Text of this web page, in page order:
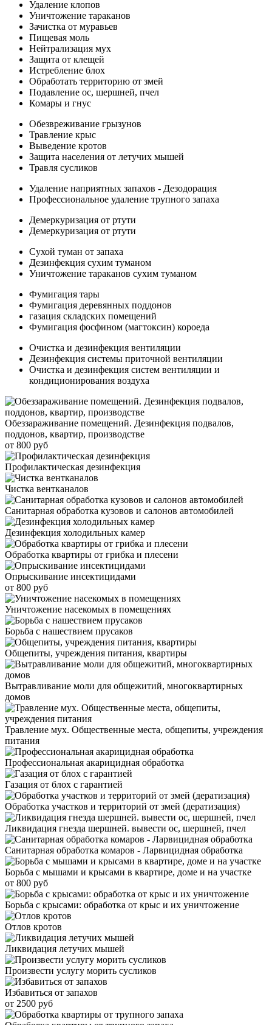
Удаление клопов
Уничтожение тараканов
Зачистка от муравьев
Пищевая моль
Нейтрализация мух
Защита от клещей
Истребление блох
Обработать территорию от змей
Подавление ос, шершней, пчел
Комары и гнус
Обезвреживание грызунов
Травление крыс
Выведение кротов
Защита населения от летучих мышей
Травля сусликов
Удаление наприятных запахов - Дезодорация
Профессиональное удаление трупного запаха
Демеркуризация от ртути
Демеркуризация от ртути
Сухой туман от запаха
Дезинфекция сухим туманом
Уничтожение тараканов сухим туманом
Фумигация тары
Фумигация деревянных поддонов
газация складских помещений
Фумигация фосфином (магтоксин) короеда
Очистка и дезинфекция вентиляции
Дезинфекция системы приточной вентиляции
Очистка и дезинфекция систем вентиляции и
кондиционирования воздуха
Обеззараживание помещений. Дезинфекция подвалов,
поддонов, квартир, производстве
от 800 руб
Профилактическая дезинфекция
Чистка вентканалов
Санитарная обработка кузовов и салонов автомобилей
Дезинфекция холодильных камер
Обработка квартиры от грибка и плесени
Опрыскивание инсектицидами
от 800 руб
Уничтожение насекомых в помещениях
Борьба с нашествием прусаков
Общепиты, учреждения питания, квартиры
Вытравливание моли для общежитий, многоквартирных
домов
Травление мух. Общественные места, общепиты, учреждения
питания
Профессиональная акарицидная обработка
Газация от блох с гарантией
Обработка участков и территорий от змей (дератизация)
Ликвидация гнезда шершней. вывести ос, шершней, пчел
Санитарная обработка комаров - Ларвицидная обработка
Борьба с мышами и крысами в квартире, доме и на участке
от 800 руб
Борьба с крысами: обработка от крыс и их уничтожение
Отлов кротов
Ликвидация летучих мышей
Произвести услугу морить сусликов
Избавиться от запахов
от 2500 руб